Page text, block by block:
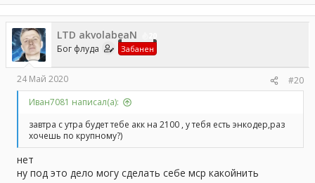
LTD akvolabeaN
Бог флуда Забанен
24 Май 2020
#20
Иван7081 написал(а):
завтра с утра будет тебе акк на 2100 , у тебя есть энкодер,раз
хочешь по крупному?)
нет
ну под это дело могу сделать себе мср какойнить